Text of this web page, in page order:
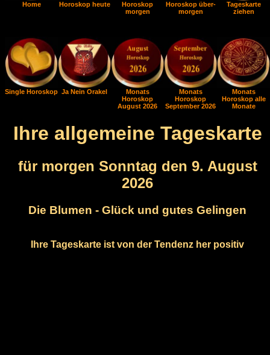
Home Horoskop heute
Horoskop
morgen
Horoskop über-
morgen
Tageskarte
ziehen
Single Horoskop Ja Nein Orakel
Monats
Horoskop
August 2026
Monats
Horoskop
September 2026
Monats
Horoskop alle
Monate
Ihre allgemeine Tageskarte
für morgen Sonntag den 9. August
2026
Die Blumen - Glück und gutes Gelingen
Ihre Tageskarte ist von der Tendenz her positiv